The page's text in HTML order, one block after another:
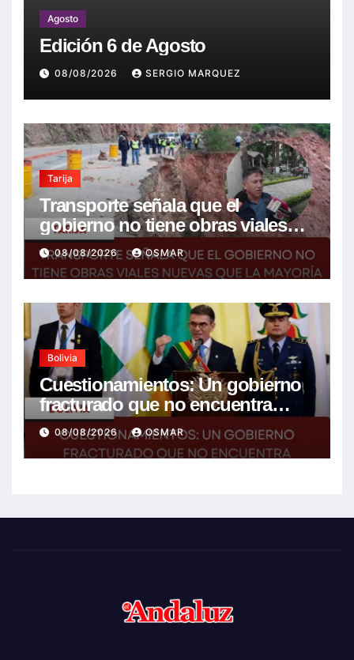
Agosto
Edición 6 de Agosto
08/08/2026 SERGIO MARQUEZ
Tarija
Transporte señala que el
gobierno no tiene obras viales
nuevas que la mayoría son de la
anterior gestión
08/08/2026 OSMAR
Bolivia
Cuestionamientos: Un gobierno
fracturado que no encuentra
soluciones a la crisis
08/08/2026 OSMAR